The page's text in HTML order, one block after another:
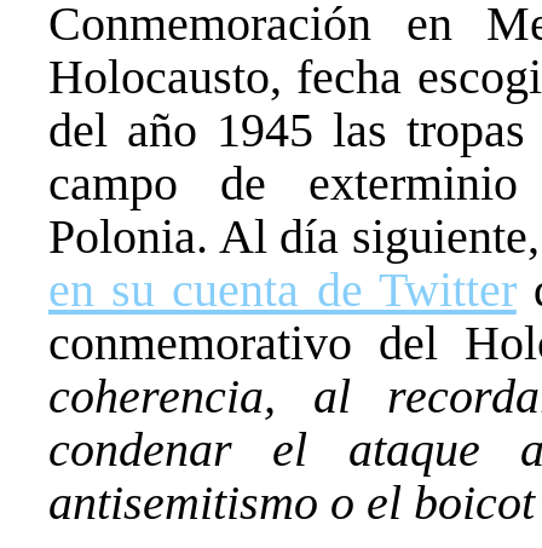
Conmemoración en
Holocausto, fecha
del año 1945 las
campo de
Polonia. Al día
en su cuenta de Twitter
conmemorativo del
coherencia, al
condenar el
antisemitismo o el